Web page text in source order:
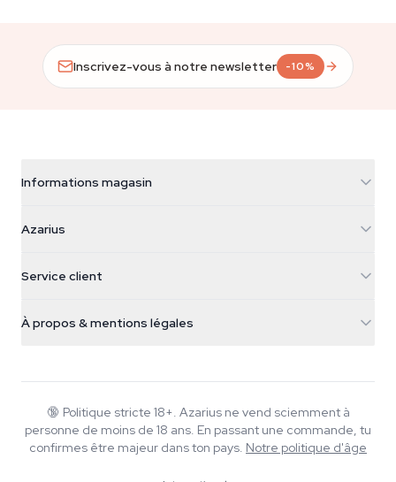
Inscrivez-vous à notre newsletter -10%
Informations magasin
Galvaniweg 11
Nederland
+31(0)204897914
Azarius
Smokeshop
Service client
Politique de retour
Politique de confidentialité
À propos & mentions légales
Wiki
Musique
🔞 Politique stricte 18+. Azarius ne vend sciemment à
personne de moins de 18 ans. En passant une commande, tu
confirmes être majeur dans ton pays. Notre politique d'âge